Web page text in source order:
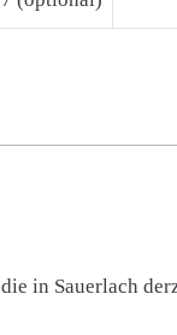
in Sauerlach